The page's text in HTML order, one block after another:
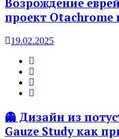
Возрождение
проект Otachrome
19.02.2025
👻 Дизайн из
Gauze Study как